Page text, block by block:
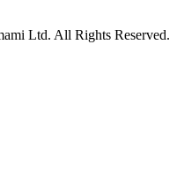
Ltd. All Rights Reserved.